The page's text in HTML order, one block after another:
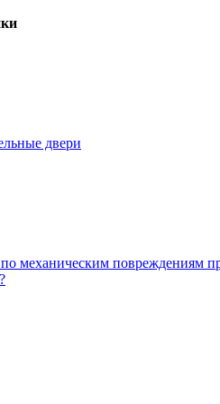
двери
механическим повреждениям